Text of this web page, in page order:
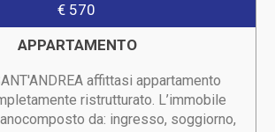
€ 570
APPARTAMENTO
affittasi appartamento
ristrutturato. L’immobile
da: ingresso, soggiorno,